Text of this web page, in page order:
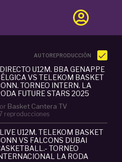
AUTOREPRODUCCIÓN
U12M. BBA GENAPPE
VS TELEKOM BASKET
TORNEO INTERN. LA
FUTURE STARS 2025
Basket Cantera TV
reproducciones
U12M. TELEKOM BASKET
VS FALCONS DUBAI
TORNEO
LA RODA